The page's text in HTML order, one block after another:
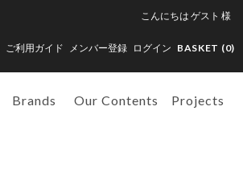
こんにちは ゲスト 様
ご利用ガイド メンバー登録 ログイン BASKET (0)
Brands Our Contents Projects